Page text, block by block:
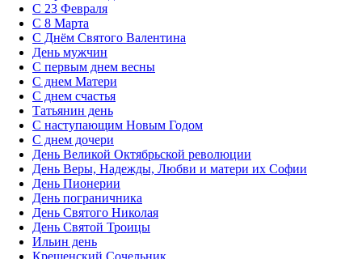
С 23 Февраля
С 8 Марта
С Днём Святого Валентина
День мужчин
С первым днем весны
С днем Матери
C днем счастья
Татьянин день
C наступающим Новым Годом
C днем дочери
День Великой Октябрьской революции
День Веры, Надежды, Любви и матери их Софии
День Пионерии
День пограничника
День Святого Николая
День Святой Троицы
Ильин день
Крещенский Сочельник